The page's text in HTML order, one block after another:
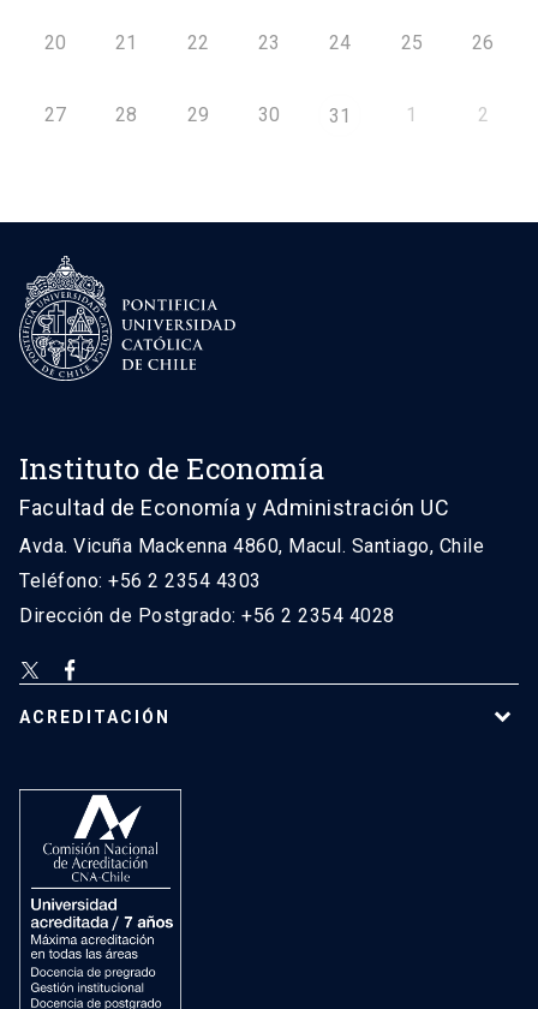
20 21 22 23 24 25 26
27 28 29 30 31 1 2
Instituto de Economía
Facultad de Economía y Administración UC
Avda. Vicuña Mackenna 4860, Macul. Santiago, Chile
Teléfono: +56 2 2354 4303
Dirección de Postgrado: +56 2 2354 4028
ACREDITACIÓN